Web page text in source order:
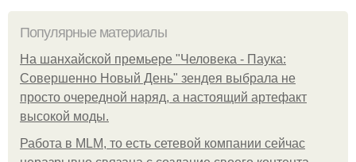
Популярные материалы
На шанхайской премьере "Человека - Паука:
Совершенно Новый День" зендея выбрала не
просто очередной наряд, а настоящий артефакт
высокой моды.
Работа в MLM, то есть сетевой компании сейчас